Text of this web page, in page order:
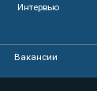
Интервью
Вакансии